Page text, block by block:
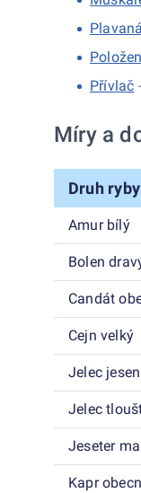
Plavaná
Přívlač
Míry a
Druh ryby
Amur bílý
Bolen
Candát
Cejn velký
Jelec jesen
Jelec
Jeseter
Kapr